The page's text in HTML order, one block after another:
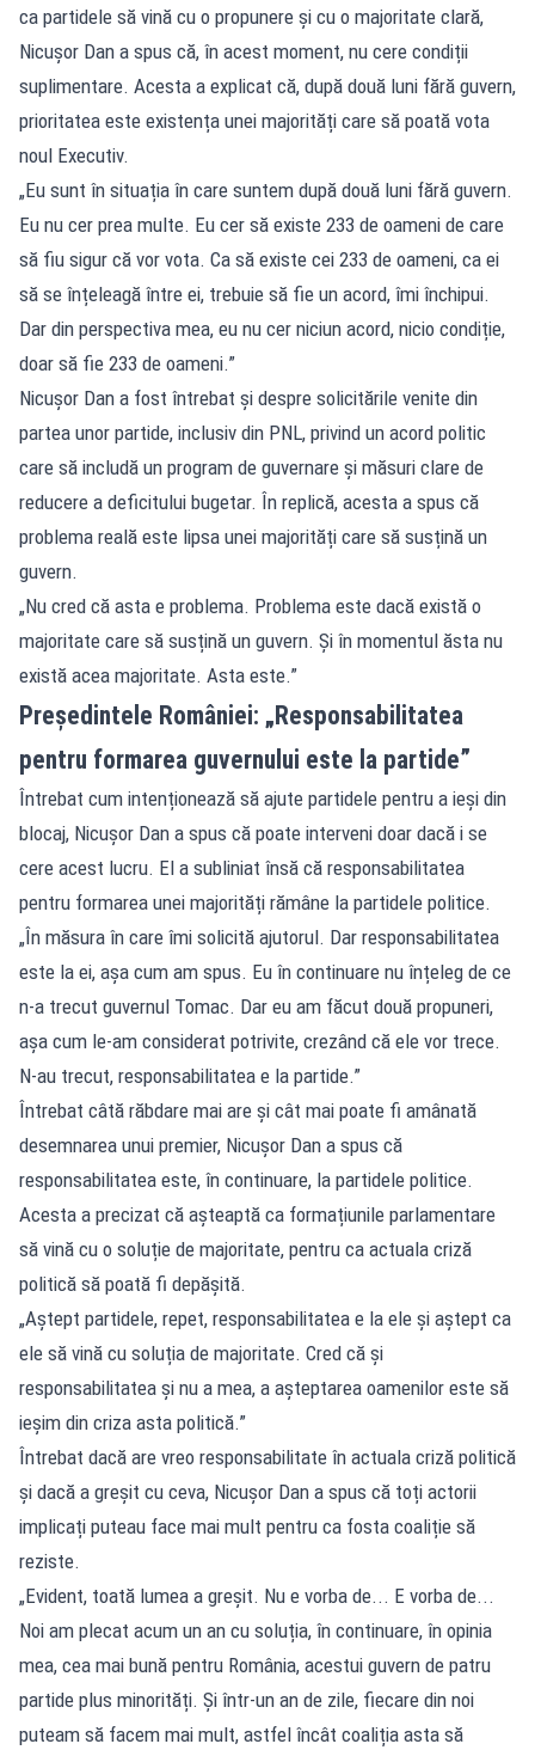
ca partidele să vină cu o propunere și cu o majoritate clară,
Nicușor Dan a spus că, în acest moment, nu cere condiții
suplimentare. Acesta a explicat că, după două luni fără guvern,
prioritatea este existența unei majorități care să poată vota
noul Executiv.
„Eu sunt în situația în care suntem după două luni fără guvern.
Eu nu cer prea multe. Eu cer să existe 233 de oameni de care
să fiu sigur că vor vota. Ca să existe cei 233 de oameni, ca ei
să se înțeleagă între ei, trebuie să fie un acord, îmi închipui.
Dar din perspectiva mea, eu nu cer niciun acord, nicio condiție,
doar să fie 233 de oameni.”
Nicușor Dan a fost întrebat și despre solicitările venite din
partea unor partide, inclusiv din PNL, privind un acord politic
care să includă un program de guvernare și măsuri clare de
reducere a deficitului bugetar. În replică, acesta a spus că
problema reală este lipsa unei majorități care să susțină un
guvern.
„Nu cred că asta e problema. Problema este dacă există o
majoritate care să susțină un guvern. Și în momentul ăsta nu
există acea majoritate. Asta este.”
Președintele României: „Responsabilitatea
pentru formarea guvernului este la partide”
Întrebat cum intenționează să ajute partidele pentru a ieși din
blocaj, Nicușor Dan a spus că poate interveni doar dacă i se
cere acest lucru. El a subliniat însă că responsabilitatea
pentru formarea unei majorități rămâne la partidele politice.
„În măsura în care îmi solicită ajutorul. Dar responsabilitatea
este la ei, așa cum am spus. Eu în continuare nu înțeleg de ce
n-a trecut guvernul Tomac. Dar eu am făcut două propuneri,
așa cum le-am considerat potrivite, crezând că ele vor trece.
N-au trecut, responsabilitatea e la partide.”
Întrebat câtă răbdare mai are și cât mai poate fi amânată
desemnarea unui premier, Nicușor Dan a spus că
responsabilitatea este, în continuare, la partidele politice.
Acesta a precizat că așteaptă ca formațiunile parlamentare
să vină cu o soluție de majoritate, pentru ca actuala criză
politică să poată fi depășită.
„Aștept partidele, repet, responsabilitatea e la ele și aștept ca
ele să vină cu soluția de majoritate. Cred că și
responsabilitatea și nu a mea, a așteptarea oamenilor este să
ieșim din criza asta politică.”
Întrebat dacă are vreo responsabilitate în actuala criză politică
și dacă a greșit cu ceva, Nicușor Dan a spus că toți actorii
implicați puteau face mai mult pentru ca fosta coaliție să
reziste.
„Evident, toată lumea a greșit. Nu e vorba de... E vorba de...
Noi am plecat acum un an cu soluția, în continuare, în opinia
mea, cea mai bună pentru România, acestui guvern de patru
partide plus minorități. Și într-un an de zile, fiecare din noi
puteam să facem mai mult, astfel încât coaliția asta să